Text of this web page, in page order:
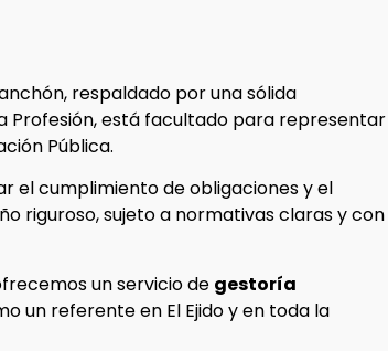
respaldado por una sólida
está facultado para representar
Pública.
el cumplimiento de obligaciones y el
riguroso, sujeto a normativas claras y con
un servicio de gestoría
un referente en El Ejido y en toda la